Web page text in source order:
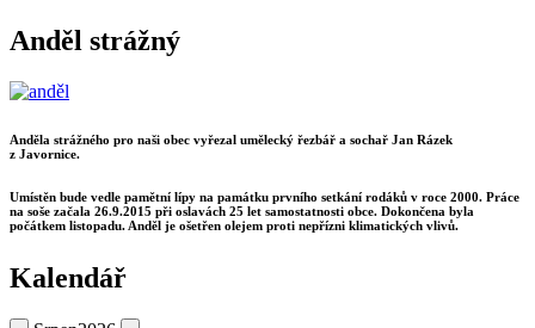
Anděl strážný
Anděla strážného pro naši obec vyřezal umělecký řezbář a sochař Jan Rázek
z Javornice.
Umístěn bude vedle pamětní lípy na památku prvního setkání rodáků v roce 2000. Práce
na soše začala 26.9.2015 při oslavách 25 let samostatnosti obce. Dokončena byla
počátkem listopadu. Anděl je ošetřen olejem proti nepřízni klimatických vlivů.
Kalendář